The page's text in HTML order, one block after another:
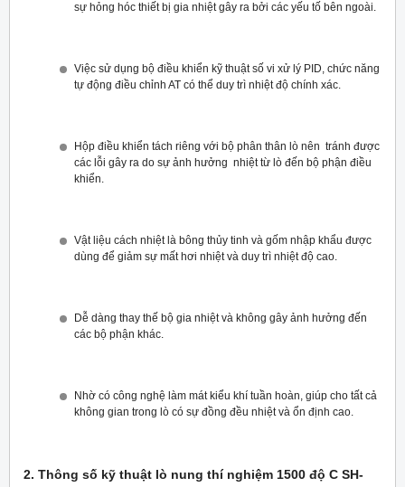
sự hỏng hóc thiết bị gia nhiệt gây ra bởi các yếu tố bên ngoài.
Việc sử dụng bộ điều khiển kỹ thuật số vi xử lý PID, chức năng
tự động điều chỉnh AT có thể duy trì nhiệt độ chính xác.
Hộp điều khiển tách riêng với bộ phân thân lò nên tránh được
các lỗi gây ra do sự ảnh hưởng nhiệt từ lò đến bộ phận điều
khiển.
Vật liệu cách nhiệt là bông thủy tinh và gốm nhập khẩu được
dùng để giảm sự mất hơi nhiệt và duy trì nhiệt độ cao.
Dễ dàng thay thế bộ gia nhiệt và không gây ảnh hưởng đến
các bộ phận khác.
Nhờ có công nghệ làm mát kiểu khí tuần hoàn, giúp cho tất cả
không gian trong lò có sự đồng đều nhiệt và ổn định cao.
2. Thông số kỹ thuật lò nung thí nghiệm 1500 độ C SH-